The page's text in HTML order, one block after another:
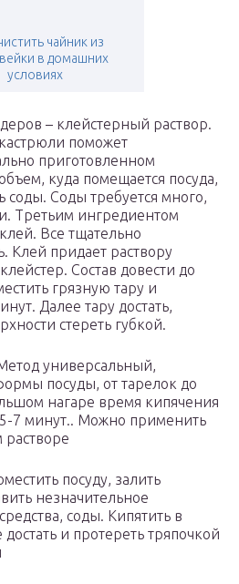
чайник из
в домашних
условиях
– клейстерный раствор.
поможет
приготовленном
куда помещается посуда,
соды. Соды требуется много,
Третьим ингредиентом
Все тщательно
Клей придает раствору
Состав довести до
грязную тару и
Далее тару достать,
стереть губкой.
универсальный,
посуды, от тарелок до
нагаре время кипячения
7 минут.. Можно применить
посуду, залить
незначительное
соды. Кипятить в
и протереть тряпочкой